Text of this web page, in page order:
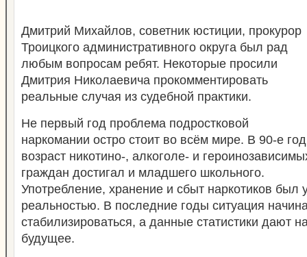
Дмитрий Михайлов, советник юстиции, прокурор
Троицкого административного округа был рад
любым вопросам ребят. Некоторые просили
Дмитрия Николаевича прокомментировать
реальные случая из судебной практики.
Не первый год проблема подростковой
наркомании остро стоит во всём мире. В 90-е
возраст никотино-, алкоголе- и
граждан достигал и младшего школьного.
Употребление, хранение и сбыт наркотиков
реальностью. В последние годы ситуация
стабилизироваться, а данные статистики дают
будущее.